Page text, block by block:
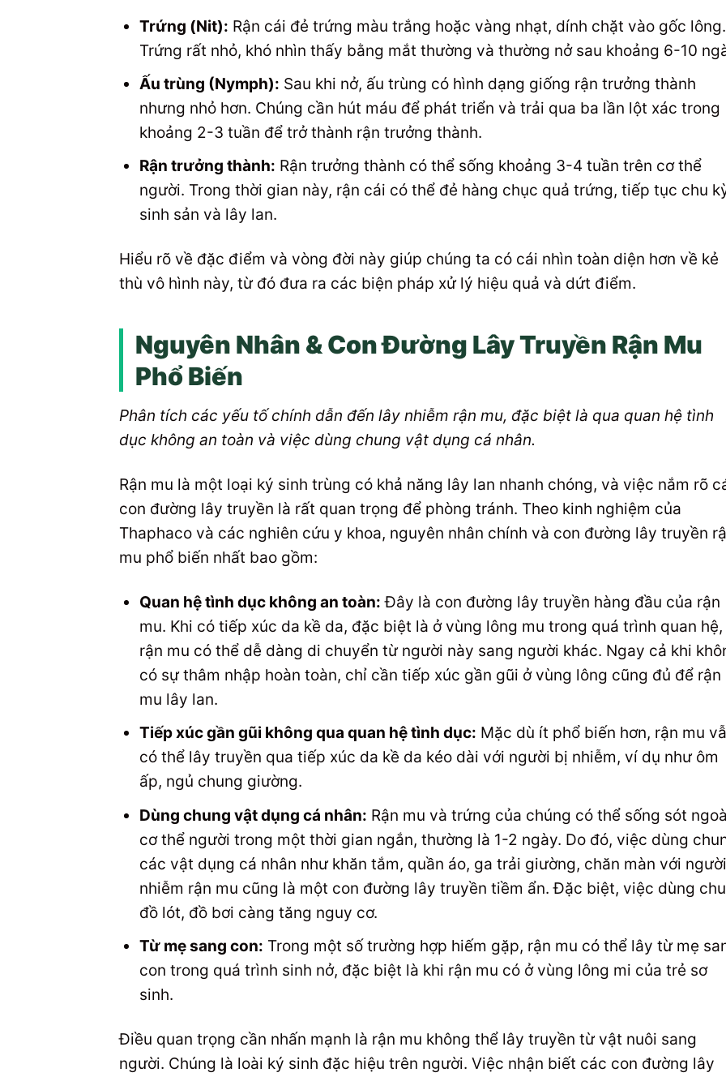
Trứng (Nit): Rận cái đẻ trứng màu trắng hoặc vàng nhạt, dính chặt vào gốc lông.
Trứng rất nhỏ, khó nhìn thấy bằng mắt thường và thường nở sau khoảng 6-10
Ấu trùng (Nymph): Sau khi nở, ấu trùng có hình dạng giống rận trưởng thành
nhưng nhỏ hơn. Chúng cần hút máu để phát triển và trải qua ba lần lột xác trong
khoảng 2-3 tuần để trở thành rận trưởng thành.
Rận trưởng thành: Rận trưởng thành có thể sống khoảng 3-4 tuần trên cơ thể
người. Trong thời gian này, rận cái có thể đẻ hàng chục quả trứng, tiếp tục chu
sinh sản và lây lan.
Hiểu rõ về đặc điểm và vòng đời này giúp chúng ta có cái nhìn toàn diện hơn về kẻ
thù vô hình này, từ đó đưa ra các biện pháp xử lý hiệu quả và dứt điểm.
Nguyên Nhân & Con Đường Lây Truyền Rận Mu
Phổ Biến
Phân tích các yếu tố chính dẫn đến lây nhiễm rận mu, đặc biệt là qua quan hệ tình
dục không an toàn và việc dùng chung vật dụng cá nhân.
Rận mu là một loại ký sinh trùng có khả năng lây lan nhanh chóng, và việc nắm rõ
con đường lây truyền là rất quan trọng để phòng tránh. Theo kinh nghiệm của
Thaphaco và các nghiên cứu y khoa, nguyên nhân chính và con đường lây truyền
mu phổ biến nhất bao gồm:
Quan hệ tình dục không an toàn: Đây là con đường lây truyền hàng đầu của rận
mu. Khi có tiếp xúc da kề da, đặc biệt là ở vùng lông mu trong quá trình quan hệ,
rận mu có thể dễ dàng di chuyển từ người này sang người khác. Ngay cả khi
có sự thâm nhập hoàn toàn, chỉ cần tiếp xúc gần gũi ở vùng lông cũng đủ để rận
mu lây lan.
Tiếp xúc gần gũi không qua quan hệ tình dục: Mặc dù ít phổ biến hơn, rận mu
có thể lây truyền qua tiếp xúc da kề da kéo dài với người bị nhiễm, ví dụ như ôm
ấp, ngủ chung giường.
Dùng chung vật dụng cá nhân: Rận mu và trứng của chúng có thể sống sót
cơ thể người trong một thời gian ngắn, thường là 1-2 ngày. Do đó, việc dùng
các vật dụng cá nhân như khăn tắm, quần áo, ga trải giường, chăn màn với
nhiễm rận mu cũng là một con đường lây truyền tiềm ẩn. Đặc biệt, việc dùng
đồ lót, đồ bơi càng tăng nguy cơ.
Từ mẹ sang con: Trong một số trường hợp hiếm gặp, rận mu có thể lây từ mẹ
con trong quá trình sinh nở, đặc biệt là khi rận mu có ở vùng lông mi của trẻ sơ
sinh.
Điều quan trọng cần nhấn mạnh là rận mu không thể lây truyền từ vật nuôi sang
người. Chúng là loài ký sinh đặc hiệu trên người. Việc nhận biết các con đường lây